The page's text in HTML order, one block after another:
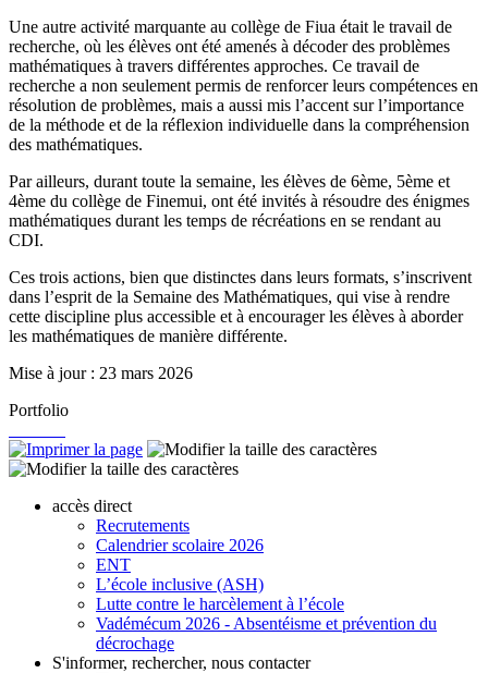
Une autre activité marquante au collège de Fiua était le travail de
recherche, où les élèves ont été amenés à décoder des problèmes
mathématiques à travers différentes approches. Ce travail de
recherche a non seulement permis de renforcer leurs compétences en
résolution de problèmes, mais a aussi mis l’accent sur l’importance
de la méthode et de la réflexion individuelle dans la compréhension
des mathématiques.
Par ailleurs, durant toute la semaine, les élèves de 6ème, 5ème et
4ème du collège de Finemui, ont été invités à résoudre des énigmes
mathématiques durant les temps de récréations en se rendant au
CDI.
Ces trois actions, bien que distinctes dans leurs formats, s’inscrivent
dans l’esprit de la Semaine des Mathématiques, qui vise à rendre
cette discipline plus accessible et à encourager les élèves à aborder
les mathématiques de manière différente.
Mise à jour : 23 mars 2026
Portfolio
accès direct
Recrutements
Calendrier scolaire 2026
ENT
L’école inclusive (ASH)
Lutte contre le harcèlement à l’école
Vadémécum 2026 - Absentéisme et prévention du
décrochage
S'informer, rechercher, nous contacter